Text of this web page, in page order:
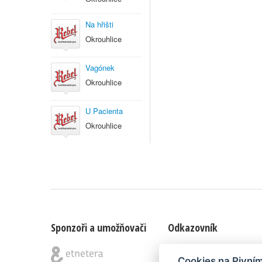
Na hřišti
Okrouhlice
Vagónek
Okrouhlice
U Pacienta
Okrouhlice
Sponzoři a umožňovači Odkazovník
Blog| Nápady & připomínky